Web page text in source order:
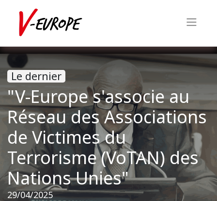
Le dernier
"V-Europe s'associe au
Réseau des Associations
de Victimes du
Terrorisme (VoTAN) des
Nations Unies"
29/04/2025